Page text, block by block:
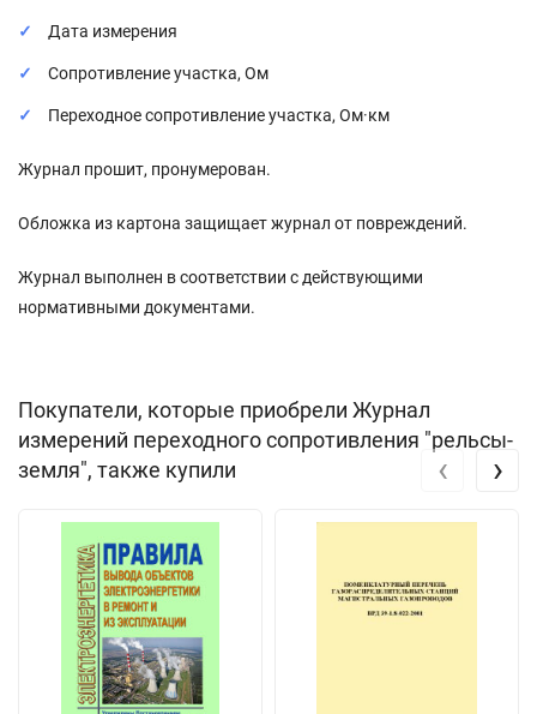
Дата измерения
Сопротивление участка, Ом
Переходное сопротивление участка, Ом·км
Журнал прошит, пронумерован.
Обложка из картона защищает журнал от повреждений.
Журнал выполнен в соответствии с действующими
нормативными документами.
Покупатели, которые приобрели Журнал
измерений переходного сопротивления "рельсы-
земля", также купили
‹ ›